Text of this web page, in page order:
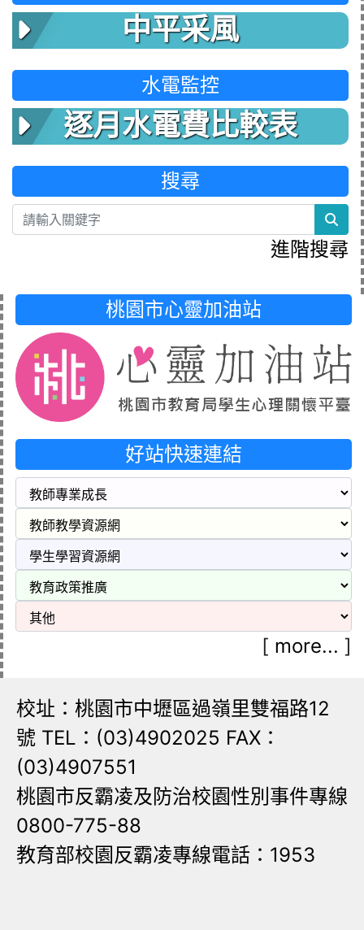
中平采風
水電監控
逐月水電費比較表
搜尋
進階搜尋
桃園市心靈加油站
好站快速連結
[ more... ]
校址：桃園市中壢區過嶺里雙福路12
號 TEL：(03)4902025 FAX：
(03)4907551
桃園市反霸凌及防治校園性別事件專線
0800-775-88
教育部校園反霸凌專線電話：1953